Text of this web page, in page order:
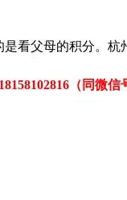
父母的积分。
（同微信